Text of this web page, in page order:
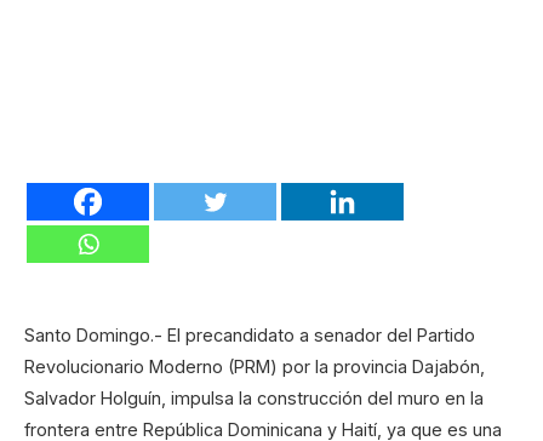
Santo Domingo.- El precandidato a senador del Partido
Revolucionario Moderno (PRM) por la provincia Dajabón,
Salvador Holguín, impulsa la construcción del muro en la
frontera entre República Dominicana y Haití, ya que es una